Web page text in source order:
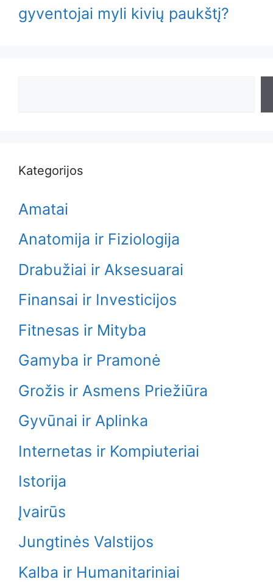
gyventojai myli kivių paukštį?
Kategorijos
Amatai
Anatomija ir Fiziologija
Drabužiai ir Aksesuarai
Finansai ir Investicijos
Fitnesas ir Mityba
Gamyba ir Pramonė
Grožis ir Asmens Priežiūra
Gyvūnai ir Aplinka
Internetas ir Kompiuteriai
Istorija
Įvairūs
Jungtinės Valstijos
Kalba ir Humanitariniai